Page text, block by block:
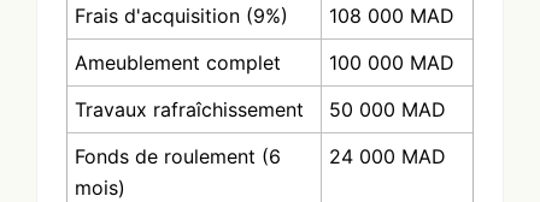
Frais d'acquisition (9%)
108 000 MAD
Ameublement complet
100 000 MAD
Travaux rafraîchissement
50 000 MAD
Fonds de roulement (6
mois)
24 000 MAD